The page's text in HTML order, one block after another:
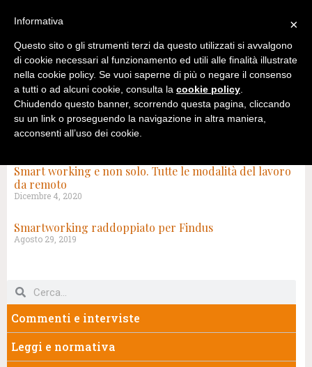
Smart working e non solo. Tutte le modalità del lavoro
da remoto
Dicembre 4, 2020
Smartworking raddoppiato per Findus
Agosto 29, 2019
Commenti e interviste
Leggi e normativa
×
Informativa
Questo sito o gli strumenti terzi da questo utilizzati si avvalgono
di cookie necessari al funzionamento ed utili alle finalità illustrate
nella cookie policy. Se vuoi saperne di più o negare il consenso
a tutti o ad alcuni cookie, consulta la cookie policy.
Chiudendo questo banner, scorrendo questa pagina, cliccando
su un link o proseguendo la navigazione in altra maniera,
acconsenti all’uso dei cookie.